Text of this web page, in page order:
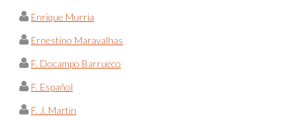
Enrique Murria
Ernestino Maravalhas
F. Docampo Barrueco
F. Español
F. J. Martín